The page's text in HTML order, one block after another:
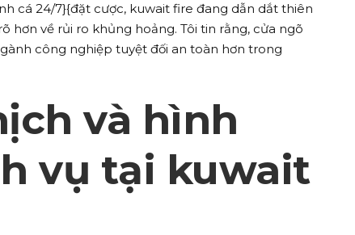
cá 24/7}{đặt cược, kuwait fire đang dẫn dắt thiên
hơn về rủi ro khủng hoảng. Tôi tin rằng, cửa ngõ
công nghiệp tuyệt đối an toàn hơn trong
và hình
vụ tại kuwait